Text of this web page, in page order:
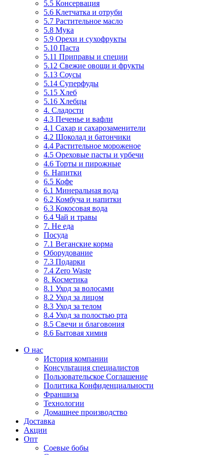
5.5 Консервация
5.6 Клетчатка и отруби
5.7 Растительное масло
5.8 Мука
5.9 Орехи и сухофрукты
5.10 Паста
5.11 Приправы и специи
5.12 Свежие овощи и фрукты
5.13 Соусы
5.14 Суперфуды
5.15 Хлеб
5.16 Хлебцы
4. Сладости
4.3 Печенье и вафли
4.1 Сахар и сахарозаменители
4.2 Шоколад и батончики
4.4 Растительное мороженое
4.5 Ореховые пасты и урбечи
4.6 Торты и пирожные
6. Напитки
6.5 Кофе
6.1 Минеральная вода
6.2 Комбуча и напитки
6.3 Кокосовая вода
6.4 Чай и травы
7. Не еда
Посуда
7.1 Веганские корма
Оборудование
7.3 Подарки
7.4 Zero Waste
8. Косметика
8.1 Уход за волосами
8.2 Уход за лицом
8.3 Уход за телом
8.4 Уход за полостью рта
8.5 Свечи и благовония
8.6 Бытовая химия
О нас
История компании
Консультация специалистов
Пользовательское Соглашение
Политика Конфиденциальности
Франшиза
Технологии
Домашнее производство
Доставка
Акции
Опт
Соевые бобы